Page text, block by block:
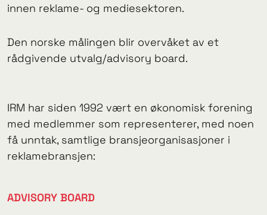
innen reklame- og mediesektoren.
Den norske målingen blir overvåket av et
rådgivende utvalg/advisory board.
IRM har siden 1992 vært en økonomisk forening
med medlemmer som representerer, med noen
få unntak, samtlige bransjeorganisasjoner i
reklamebransjen:
ADVISORY BOARD